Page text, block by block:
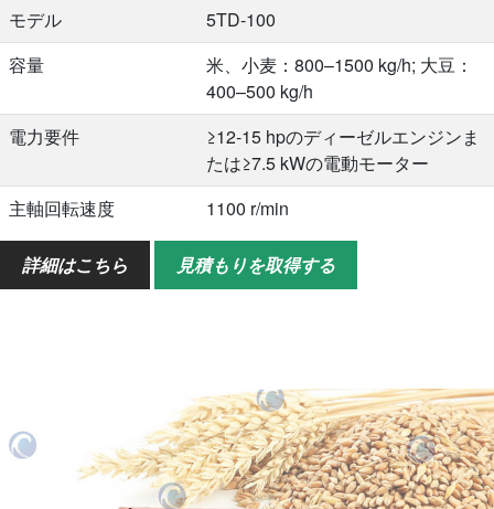
モデル
5TD-100
容量
米、小麦：800–1500 kg/h; 大豆：
400–500 kg/h
電力要件
≥12-15 hpのディーゼルエンジンま
たは≥7.5 kWの電動モーター
主軸回転速度
1100 r/min
ファン速度
2500 r/min（デュアルファン）
ディーゼルエンジンの寸法を除
く）
梱包寸法
1400*850*1200 mm（シャーシのデ
ィーゼルエンジンの寸法を除く）
詳細はこちら 見積もりを取得する